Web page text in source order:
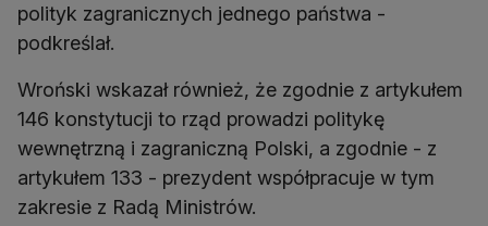
polityk zagranicznych jednego państwa -
podkreślał.
Wroński wskazał również, że zgodnie z artykułem
146 konstytucji to rząd prowadzi politykę
wewnętrzną i zagraniczną Polski, a zgodnie - z
artykułem 133 - prezydent współpracuje w tym
zakresie z Radą Ministrów.